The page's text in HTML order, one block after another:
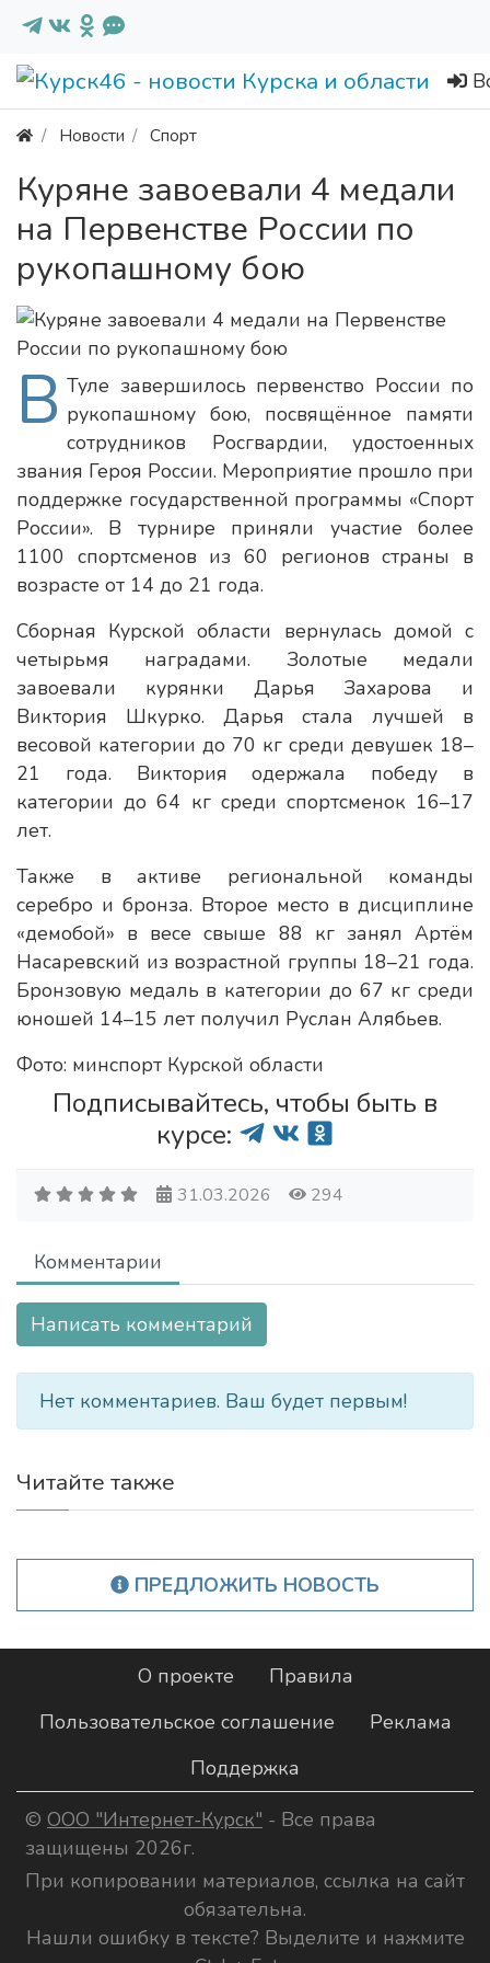
Новости Спорт
Куряне завоевали 4 медали
на Первенстве России по
рукопашному бою
В Туле завершилось первенство России по
рукопашному бою, посвящённое памяти
сотрудников Росгвардии, удостоенных
звания Героя России. Мероприятие прошло при
поддержке государственной программы «Спорт
России». В турнире приняли участие более
1100 спортсменов из 60 регионов страны в
возрасте от 14 до 21 года.
Сборная Курской области вернулась домой с
четырьмя наградами. Золотые медали
завоевали курянки Дарья Захарова и
Виктория Шкурко. Дарья стала лучшей в
весовой категории до 70 кг среди девушек 18–
21 года. Виктория одержала победу в
категории до 64 кг среди спортсменок 16–17
лет.
Также в активе региональной команды
серебро и бронза. Второе место в дисциплине
«демобой» в весе свыше 88 кг занял Артём
Насаревский из возрастной группы 18–21 года.
Бронзовую медаль в категории до 67 кг среди
юношей 14–15 лет получил Руслан Алябьев.
Фото: минспорт Курской области
Подписывайтесь, чтобы быть в
курсе:
31.03.2026 294
Комментарии
Написать комментарий
Нет комментариев. Ваш будет первым!
Читайте также
ПРЕДЛОЖИТЬ НОВОСТЬ
О проекте
Правила
Пользовательское соглашение
Реклама
Поддержка
© ООО "Интернет-Курск" - Все права
защищены 2026г.
При копировании материалов, ссылка на сайт
обязательна.
Нашли ошибку в тексте? Выделите и нажмите